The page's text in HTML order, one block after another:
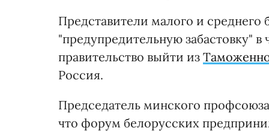
Представители малого и среднего
"предупредительную забастовку" в
правительство выйти из
Россия.
Председатель минского
что форум белорусских